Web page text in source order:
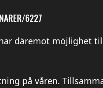
6227
däremot möjlighet
på våren.